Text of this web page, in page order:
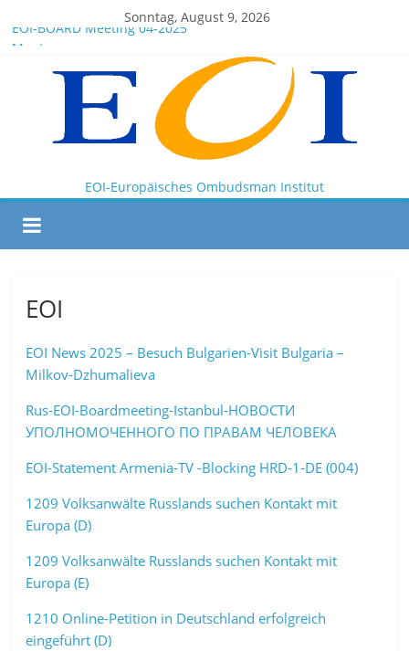
Sonntag, August 9, 2026
EOI-BOARD Meeting 04-2025
Montenegro
News for members of the EOI
EOI – General ASSEMBLY 2025 10 28
President Milkov participated in the Doha Conference on
Artificial Intelligence and Human Rights
EOI-Europäisches Ombudsman Institut
EOI
EOI News 2025 – Besuch Bulgarien-Visit Bulgaria –
Milkov-Dzhumalieva
Rus-EOI-Boardmeeting-Istanbul-НОВОСТИ
УПОЛНОМОЧЕННОГО ПО ПРАВАМ ЧЕЛОВЕКА
EOI-Statement Armenia-TV -Blocking HRD-1-DE (004)
1209 Volksanwälte Russlands suchen Kontakt mit
Europa (D)
1209 Volksanwälte Russlands suchen Kontakt mit
Europa (E)
1210 Online-Petition in Deutschland erfolgreich
eingeführt (D)